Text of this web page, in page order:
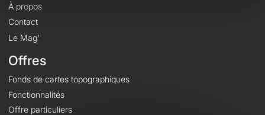
À propos
Contact
Le Mag'
Offres
Fonds de cartes topographiques
Fonctionnalités
Offre particuliers